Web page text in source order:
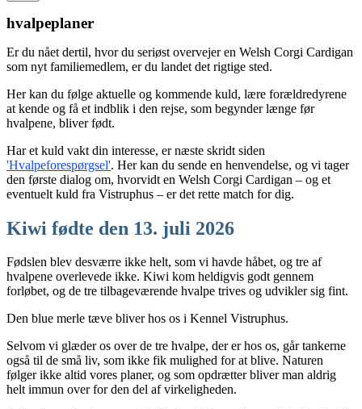
hvalpeplaner
Er du nået dertil, hvor du seriøst overvejer en Welsh Corgi Cardigan
som nyt familiemedlem, er du landet det rigtige sted.
Her kan du følge aktuelle og kommende kuld, lære forældredyrene
at kende og få et indblik i den rejse, som begynder længe før
hvalpene, bliver født.
Har et kuld vakt din interesse, er næste skridt siden
'Hvalpeforespørgsel'. Her kan du sende en henvendelse, og vi tager
den første dialog om, hvorvidt en Welsh Corgi Cardigan – og et
eventuelt kuld fra Vistruphus – er det rette match for dig.
Kiwi fødte den 13. juli 2026
Fødslen blev desværre ikke helt, som vi havde håbet, og tre af
hvalpene overlevede ikke. Kiwi kom heldigvis godt gennem
forløbet, og de tre tilbageværende hvalpe trives og udvikler sig fint.
Den blue merle tæve bliver hos os i Kennel Vistruphus.
Selvom vi glæder os over de tre hvalpe, der er hos os, går tankerne
også til de små liv, som ikke fik mulighed for at blive. Naturen
følger ikke altid vores planer, og som opdrætter bliver man aldrig
helt immun over for den del af virkeligheden.